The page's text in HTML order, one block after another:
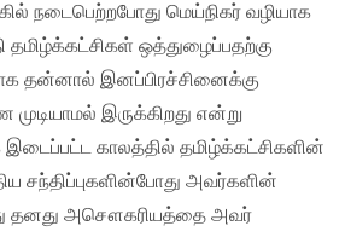
நடைபெற்றபோது மெய்நிகர் வழியாக
தமிழ்க்கட்சிகள் ஒத்துழைப்பதற்கு
தன்னால் இனப்பிரச்சினைக்கு
இருக்கிறது என்று
இடைப்பட்ட காலத்தில் தமிழ்க்கட்சிகளின்
சந்திப்புகளின்போது அவர்களின்
தனது அசௌகரியத்தை அவர்